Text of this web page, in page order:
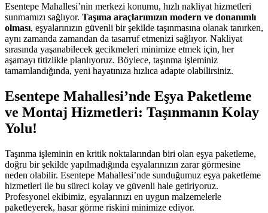
Esentepe Mahallesi’nin merkezi konumu, hızlı nakliyat hizmetleri
sunmamızı sağlıyor. Taşıma araçlarımızın modern ve donanımlı
olması, eşyalarınızın güvenli bir şekilde taşınmasına olanak tanırken,
aynı zamanda zamandan da tasarruf etmenizi sağlıyor. Nakliyat
sırasında yaşanabilecek gecikmeleri minimize etmek için, her
aşamayı titizlikle planlıyoruz. Böylece, taşınma işleminiz
tamamlandığında, yeni hayatınıza hızlıca adapte olabilirsiniz.
Esentepe Mahallesi’nde Eşya Paketleme
ve Montaj Hizmetleri: Taşınmanın Kolay
Yolu!
Taşınma işleminin en kritik noktalarından biri olan eşya paketleme,
doğru bir şekilde yapılmadığında eşyalarınızın zarar görmesine
neden olabilir. Esentepe Mahallesi’nde sunduğumuz eşya paketleme
hizmetleri ile bu süreci kolay ve güvenli hale getiriyoruz.
Profesyonel ekibimiz, eşyalarınızı en uygun malzemelerle
paketleyerek, hasar görme riskini minimize ediyor.